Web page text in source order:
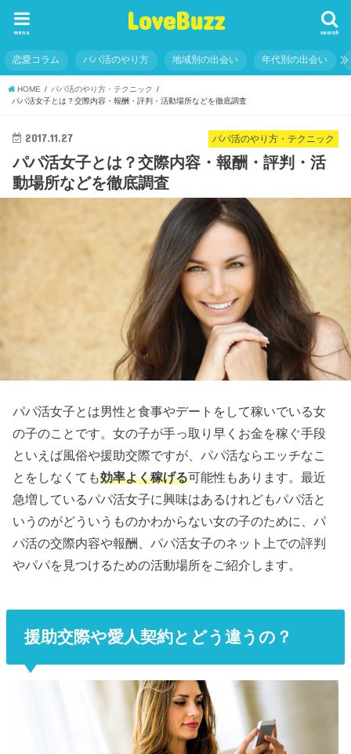
LoveBuzz search
menu
恋愛コラム パパ活のやり方 地域別の出会い 年代別の出会い
HOME
パパ活のやり方・テクニック
パパ活女子とは？交際内容・報酬・評判・活動場所などを徹底調査
パパ活のやり方・テクニック
2017.11.27
パパ活女子とは？交際内容・報酬・評判・活
動場所などを徹底調査
パパ活女子とは男性と食事やデートをして稼いでいる女
の子のことです。女の子が手っ取り早くお金を稼ぐ手段
といえば風俗や援助交際ですが、パパ活ならエッチなこ
とをしなくても効率よく稼げる可能性もあります。最近
急増しているパパ活女子に興味はあるけれどもパパ活と
いうのがどういうものかわからない女の子のために、パ
パ活の交際内容や報酬、パパ活女子のネット上での評判
やパパを見つけるための活動場所をご紹介します。
援助交際や愛人契約とどう違うの？